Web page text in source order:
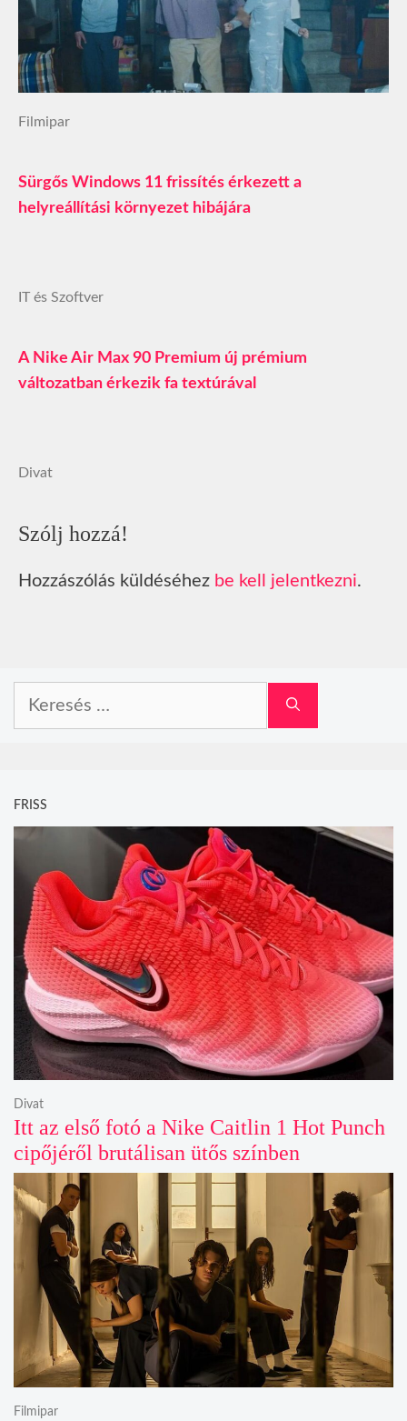
Filmipar
Sürgős Windows 11 frissítés érkezett a
helyreállítási környezet hibájára
IT és Szoftver
A Nike Air Max 90 Premium új prémium
változatban érkezik fa textúrával
Divat
Szólj hozzá!
Hozzászólás küldéséhez be kell jelentkezni.
FRISS
Itt az első fotó a Nike Caitlin 1 Hot Punch
cipőjéről brutálisan ütős színben
Divat
Filmipar